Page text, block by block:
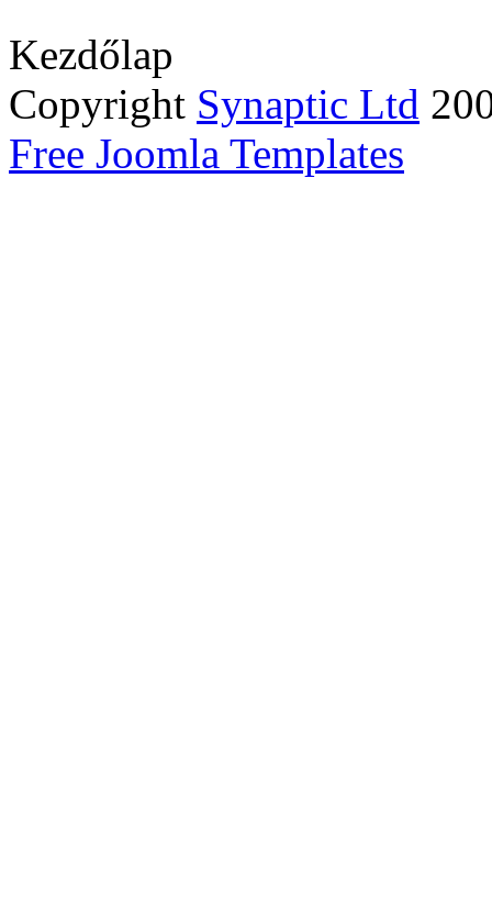
Kezdőlap
Copyright Synaptic Ltd
Free Joomla Templates